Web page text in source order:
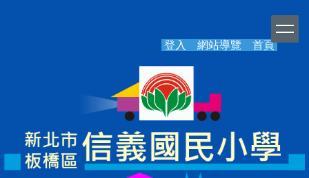
::: 登入 網站導覽 首頁